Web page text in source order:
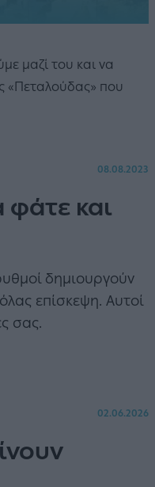
μαζί του και να
«Πεταλούδας» που
08.08.2023
φάτε και
δημιουργούν
επίσκεψη. Αυτοί
σας.
02.06.2026